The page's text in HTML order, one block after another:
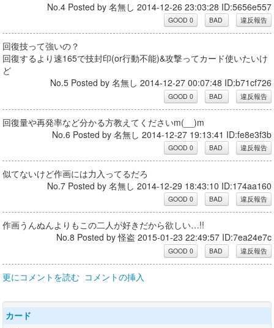
No.4 Posted by 名無し 2014-12-26 23:03:28 ID:5656e557
回復技って強いの？
回復するより速165で技封印(or行動不能)&攻撃ってカード使いたいけ
ど
No.5 Posted by 名無し 2014-12-27 00:07:48 ID:b71cf726
回復量や再発率など分かる方教えてくださいm(__)m
No.6 Posted by 名無し 2014-12-27 19:13:41 ID:fe8e3f3b
似てないけど作画には力入ってるだろ
No.7 Posted by 名無し 2014-12-29 18:43:10 ID:174aa160
作画うんぬんよりもこの二人が好きだから欲しい…!!
No.8 Posted by 怪盗 2015-01-23 22:49:57 ID:7ea24e7c
更にコメントを読む コメントの挿入
カード